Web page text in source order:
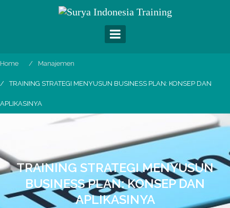
Home Manajemen
TRAINING STRATEGI MENYUSUN BUSINESS PLAN: KONSEP DAN
APLIKASINYA
TRAINING STRATEGI MENYUSUN
BUSINESS PLAN: KONSEP DAN
APLIKASINYA